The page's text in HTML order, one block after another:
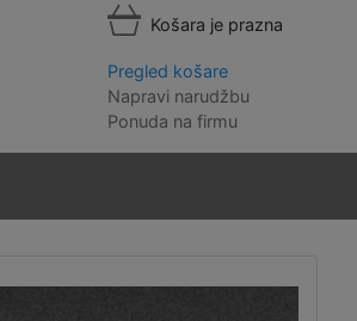
Košara je prazna
Pregled košare
Napravi narudžbu
Ponuda na firmu